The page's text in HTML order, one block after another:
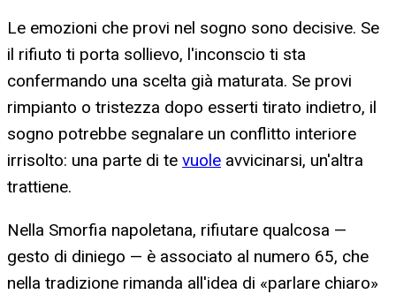
Le emozioni che provi nel sogno sono decisive. Se
il rifiuto ti porta sollievo, l'inconscio ti sta
confermando una scelta già maturata. Se provi
rimpianto o tristezza dopo esserti tirato indietro, il
sogno potrebbe segnalare un conflitto interiore
irrisolto: una parte di te vuole avvicinarsi, un'altra
trattiene.
Nella Smorfia napoletana, rifiutare qualcosa —
gesto di diniego — è associato al numero 65, che
nella tradizione rimanda all'idea di «parlare chiaro»